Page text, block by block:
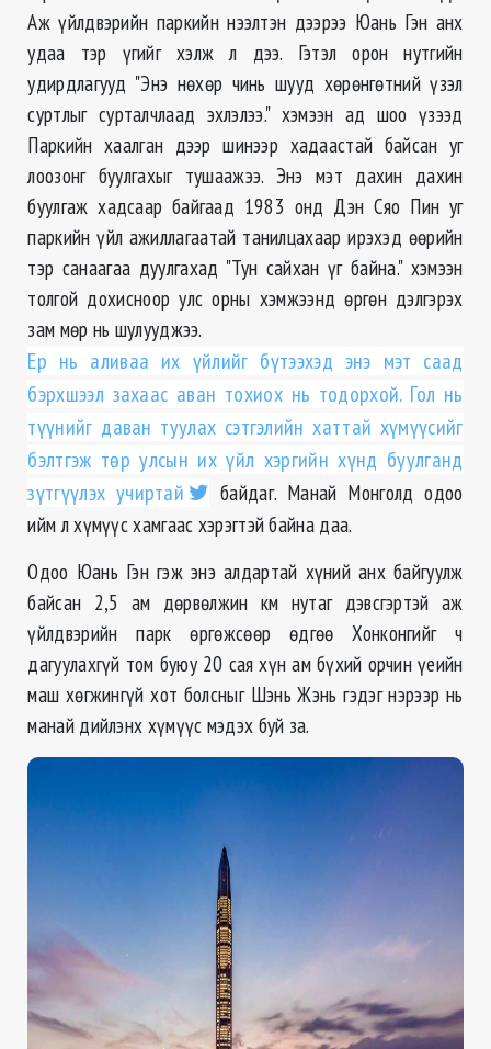
Аж үйлдвэрийн паркийн нээлтэн дээрээ Юань Гэн анх
удаа тэр үгийг хэлж л дээ. Гэтэл орон нутгийн
удирдлагууд "Энэ нөхөр чинь шууд хөрөнгөтний үзэл
суртлыг сурталчлаад эхлэлээ." хэмээн ад шоо үзээд
Паркийн хаалган дээр шинээр хадаастай байсан уг
лоозонг буулгахыг тушаажээ. Энэ мэт дахин дахин
буулгаж хадсаар байгаад 1983 онд Дэн Сяо Пин уг
паркийн үйл ажиллагаатай танилцахаар ирэхэд өөрийн
тэр санаагаа дуулгахад "Тун сайхан үг байна." хэмээн
толгой дохисноор улс орны хэмжээнд өргөн дэлгэрэх
зам мөр нь шулууджээ.
Ер нь аливаа их үйлийг бүтээхэд энэ мэт саад
бэрхшээл захаас аван тохиох нь тодорхой. Гол нь
түүнийг даван туулах сэтгэлийн хаттай хүмүүсийг
бэлтгэж төр улсын их үйл хэргийн хүнд буулганд
зүтгүүлэх учиртай
байдаг. Манай Монголд одоо
ийм л хүмүүс хамгаас хэрэгтэй байна даа.
Одоо Юань Гэн гэж энэ алдартай хүний анх байгуулж
байсан 2,5 ам дөрвөлжин км нутаг дэвсгэртэй аж
үйлдвэрийн парк өргөжсөөр өдгөө Хонконгийг ч
дагуулахгүй том буюу 20 сая хүн ам бүхий орчин үеийн
маш хөгжингүй хот болсныг Шэнь Жэнь гэдэг нэрээр нь
манай дийлэнх хүмүүс мэдэх буй за.